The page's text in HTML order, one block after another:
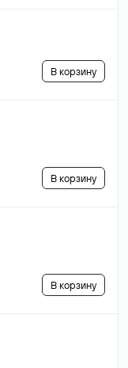
В корзину
В корзину
В корзину